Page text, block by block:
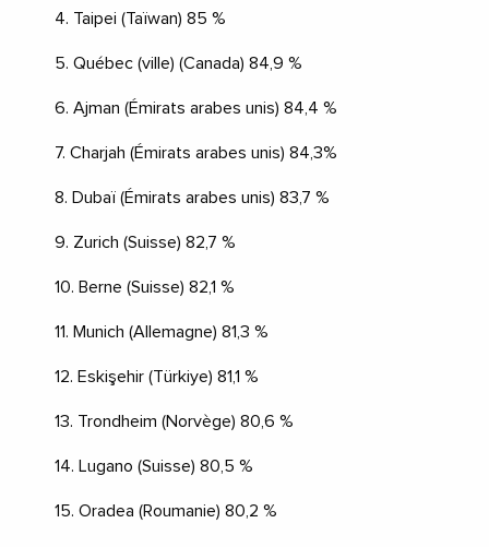
4. Taipei (Taïwan) 85 %
5. Québec (ville) (Canada) 84,9 %
6. Ajman (Émirats arabes unis) 84,4 %
7. Charjah (Émirats arabes unis) 84,3%
8. Dubaï (Émirats arabes unis) 83,7 %
9. Zurich (Suisse) 82,7 %
10. Berne (Suisse) 82,1 %
11. Munich (Allemagne) 81,3 %
12. Eskişehir (Türkiye) 81,1 %
13. Trondheim (Norvège) 80,6 %
14. Lugano (Suisse) 80,5 %
15. Oradea (Roumanie) 80,2 %